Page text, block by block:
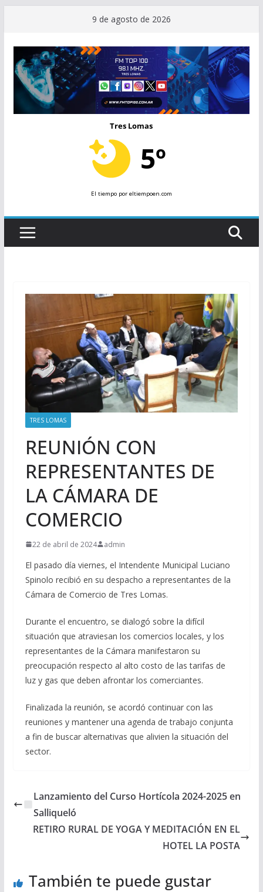
contenido
9 de agosto de 2026
Tres Lomas
5º
El tiempopor eltiempoen.com
TRES LOMAS
REUNIÓN CON
REPRESENTANTES DE
LA CÁMARA DE
COMERCIO
22 de abril de 2024 admin
El pasado día viernes, el Intendente Municipal Luciano
Spinolo recibió en su despacho a representantes de la
Cámara de Comercio de Tres Lomas.
Durante el encuentro, se dialogó sobre la difícil
situación que atraviesan los comercios locales, y los
representantes de la Cámara manifestaron su
preocupación respecto al alto costo de las tarifas de
luz y gas que deben afrontar los comerciantes.
Finalizada la reunión, se acordó continuar con las
reuniones y mantener una agenda de trabajo conjunta
a fin de buscar alternativas que alivien la situación del
sector.
Lanzamiento del Curso Hortícola 2024-2025 en
Salliqueló
RETIRO RURAL DE YOGA Y MEDITACIÓN EN EL
HOTEL LA POSTA
También te puede gustar